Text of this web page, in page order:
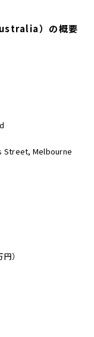
）の概要
Street, Melbourne
）